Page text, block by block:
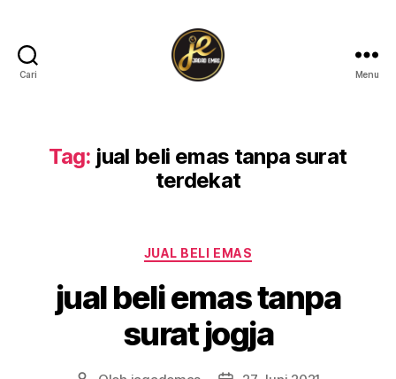
Cari Menu
Tag: jual beli emas tanpa surat
terdekat
JUAL BELI EMAS
jual beli emas tanpa
surat jogja